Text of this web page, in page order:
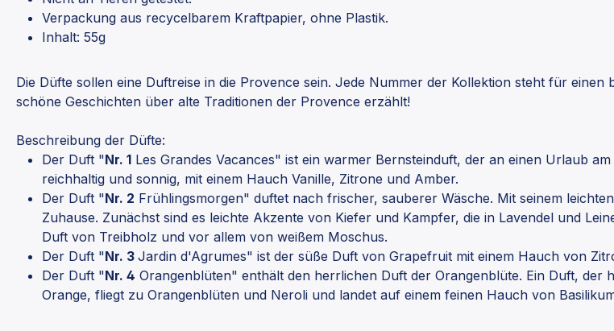
Verpackung aus recycelbarem Kraftpapier, ohne Plastik.
Inhalt: 55g
Die Düfte sollen eine Duftreise in die Provence sein. Jede Nummer der Kollektion steht für
schöne Geschichten über alte Traditionen der Provence erzählt!
Beschreibung der Düfte:
Der Duft "Nr. 1 Les Grandes Vacances" ist ein warmer Bernsteinduft, der an einen Urlaub
reichhaltig und sonnig, mit einem Hauch Vanille, Zitrone und Amber.
Der Duft "Nr. 2 Frühlingsmorgen" duftet nach frischer, sauberer Wäsche. Mit seinem
Zuhause. Zunächst sind es leichte Akzente von Kiefer und Kampfer, die in Lavendel und
Duft von Treibholz und vor allem von weißem Moschus.
Der Duft "Nr. 3 Jardin d'Agrumes" ist der süße Duft von Grapefruit mit einem Hauch von
Der Duft "Nr. 4 Orangenblüten" enthält den herrlichen Duft der Orangenblüte. Ein Duft,
Orange, fliegt zu Orangenblüten und Neroli und landet auf einem feinen Hauch von